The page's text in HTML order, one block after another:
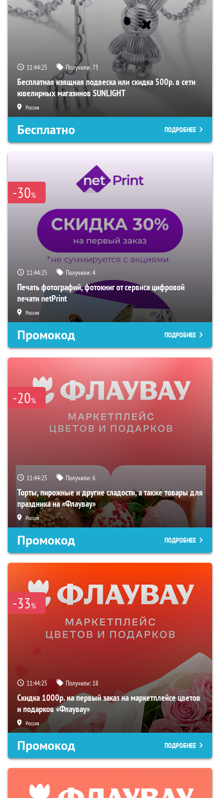
11:44:24 Получили:73
Бесплатная изящная подвеска или скидка 500р. в сети
ювелирных магазинов SUNLIGHT
Россия
Бесплатно ПОДРОБНЕЕ
-30%
11:44:24 Получили:4
Печать фотографий, фотокниг от сервиса цифровой
печати netPrint
Россия
Промокод ПОДРОБНЕЕ
-20%
11:44:24 Получили:6
Торты, пирожные и другие сладости, а также товары для
праздника на «Флаувау»
Россия
Промокод ПОДРОБНЕЕ
-33%
11:44:24 Получили: 18
Скидка 1000р. на первый заказ на маркетплейсе цветов
и подарков «Флаувау»
Россия
Промокод ПОДРОБНЕЕ